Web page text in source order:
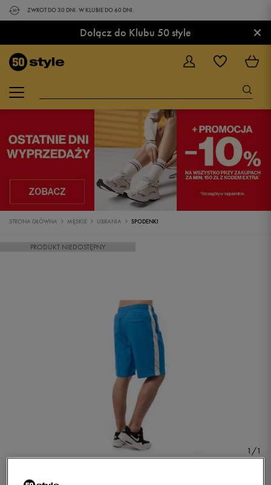
ZWROT DO 30 DNI. W KLUBIE DO 60 DNI.
Dołącz do Klubu 50 style ×
STRONA GŁÓWNA MĘSKIE UBRANIA SPODENKI
PRODUKT NIEDOSTĘPNY
1/1